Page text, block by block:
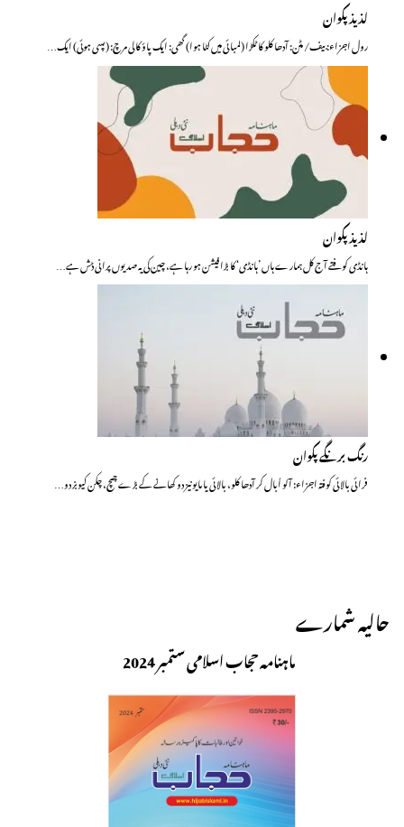
لذیذ پکوان
رول اجزاء: بیف/ مٹن: آدھا کلو کا ٹکڑا (لمبائی میں کٹا ہوا) گھی: ایک پاؤ کالی مرچ: (پسی ہوئی) ایک…
لذیذ پکوان
ہانڈی کوفتے آج کل ہمارے ہاں ’ہانڈی‘ کا بڑا فیشن ہو رہا ہے، چین کی یہ صدیوں پرانی ڈش ہے…
رنگ برنگے پکوان
فرائی بالائی کوفتہ اجزاء: آلو اُبال کر آدھا کلو، بالائی یا مایونیز دو کھانے کے بڑے چمچ، چکن کیوبز دو…
حالیہ شمارے
ماہنامہ حجاب اسلامی ستمبر 2024